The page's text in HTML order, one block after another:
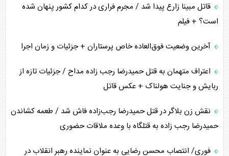
قاتل مبینا زارع پیدا شد / مجرم فراری در کدام کشور پنهان شده
است؟ + فیلم
آخرین وضعیت فوق‌العاده خاص پرستاران + جزئیات و زمان اجرا
اعتراف متهمان به قتل حمیدرضا رجب زاده مداح / جزئیات تازه از
ربایش و جنایت هولناک + عکس قاتل
نقش زن بلاگر در قتل حمیدرضا رجب‌زاده فاش شد / طعمه کشاندن
حمیدرضا رجب زاده به قتلگاه با وعده ملاقات حضوری
فوری/ انتصاب محسن رضایی به عنوان نماینده رهبر انقلاب در